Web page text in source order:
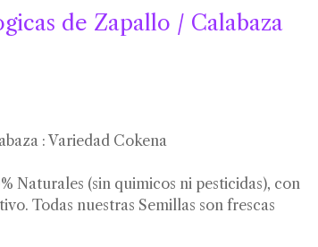
de Zapallo / Calabaza
: Variedad Cokena
Naturales (sin quimicos ni pesticidas), con
Todas nuestras Semillas son frescas